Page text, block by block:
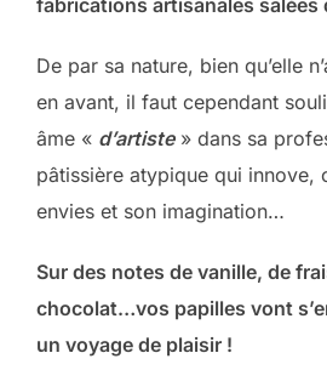
De par sa nature, bien qu’elle
en avant, il faut cependant
âme « d’artiste» dans sa
pâtissière atypique qui innove,
envies et son imagination…
Sur des notes de vanille, de
chocolat…vos papilles vont
un voyage de plaisir !